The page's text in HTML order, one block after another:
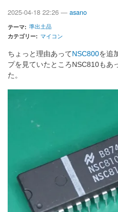
2025-04-18 22:26 — asano
テーマ 準出土品
カテゴリー マイコン
ちょっと理由あって NSC800を追
プを見ていたところNSC810もあ
た。